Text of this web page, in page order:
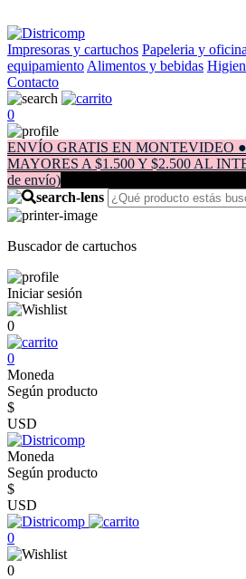
Impresoras y cartuchos Papeleria y oficina
equipamiento Alimentos y bebidas
Contacto
0
ENVÍO GRATIS EN MONTEVIDEO
MAYORES A $1.500 Y $2.500 AL
de envío)
Buscador de cartuchos
Iniciar sesión
0
0
Moneda
Según producto
$
USD
Moneda
Según producto
$
USD
0
0